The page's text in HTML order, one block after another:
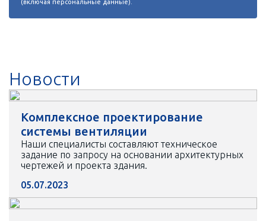
(включая персональные данные).
Новости
Комплексное проектирование
системы вентиляции
Наши специалисты составляют техническое
задание по запросу на основании архитектурных
чертежей и проекта здания.
05.07.2023